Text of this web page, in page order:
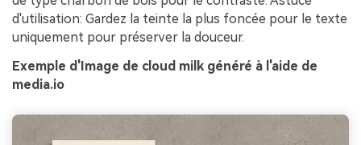
d'utilisation: Gardez la teinte la plus foncée pour le texte
uniquement pour préserver la douceur.
Exemple d'Image de cloud milk généré à l'aide de
media.io